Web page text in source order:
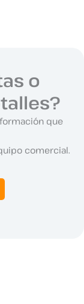
o
que
comercial.